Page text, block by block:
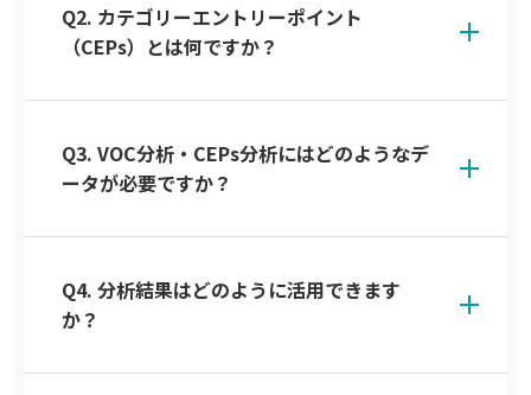
Q2. カテゴリーエントリーポイント
（CEPs）とは何ですか？
Q3. VOC分析・CEPs分析にはどのようなデ
ータが必要ですか？
Q4. 分析結果はどのように活用できます
か？